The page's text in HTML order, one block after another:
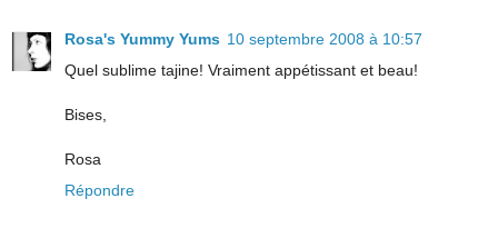
Rosa's Yummy Yums 10 septembre 2008 à 10:57
Quel sublime tajine! Vraiment appétissant et beau!
Bises,
Rosa
Répondre